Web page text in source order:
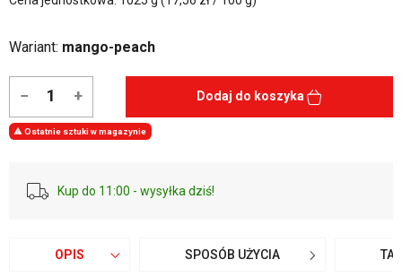
Wariant: mango-peach
− + Dodaj do koszyka
 Ostatnie sztuki w magazynie
Kup do 11:00 - wysyłka dziś!
OPIS SPOSÓB UŻYCIA